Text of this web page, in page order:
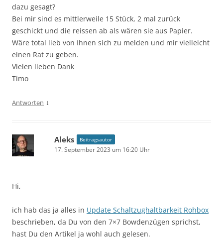
dazu gesagt?
Bei mir sind es mittlerweile 15 Stück, 2 mal zurück
geschickt und die reissen ab als wären sie aus Papier.
Wäre total lieb von Ihnen sich zu melden und mir vielleicht
einen Rat zu geben.
Vielen lieben Dank
Timo
Antworten ↓
Aleks Beitragsautor
17. September 2023 um 16:20 Uhr
Hi,
ich hab das ja alles in Update Schaltzughaltbarkeit Rohbox
beschrieben, da Du von den 7×7 Bowdenzügen sprichst,
hast Du den Artikel ja wohl auch gelesen.